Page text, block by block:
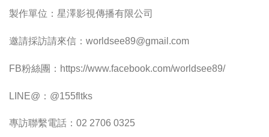
製作單位：星澤影視傳播有限公司
邀請採訪請來信： worldsee89@gmail.com
FB粉絲團：https://www.facebook.com/worldsee89/
LINE@：@155fltks
專訪聯繫電話：02 2706 0325